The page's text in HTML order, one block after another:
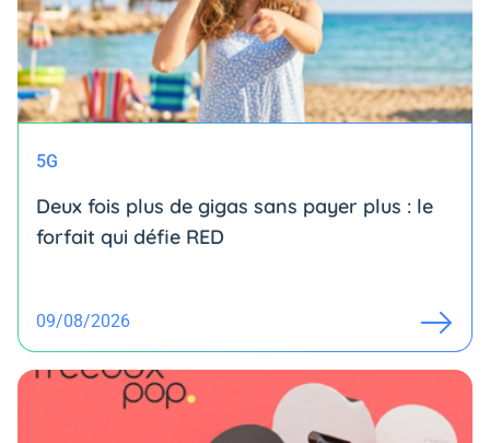
5G
Deux fois plus de gigas sans payer plus : le
forfait qui défie RED
09/08/2026